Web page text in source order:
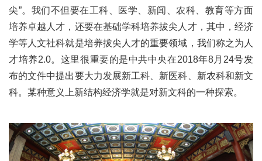
尖”。我们不但要在工科、医学、新闻、农科、教育等方面
培养卓越人才，还要在基础学科培养拔尖人才，其中，经济
学等人文社科就是培养拔尖人才的重要领域，我们称之为人
才培养2.0。这里很重要的是中共中央在2018年8月24号发
布的文件中提出要大力发展新工科、新医科、新农科和新文
科。某种意义上新结构经济学就是对新文科的一种探索。